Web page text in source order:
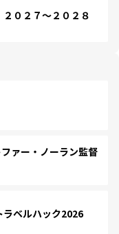
０２７～２０２８
ァー・ノーラン監督
ベルハック2026